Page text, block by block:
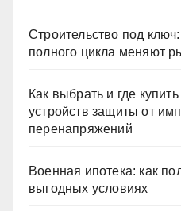
Строительство под
полного цикла меняют
Как выбрать и где
устройств защиты от
перенапряжений
Военная ипотека: как
выгодных условиях